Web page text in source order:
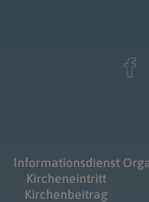
Informationsdienst
Kircheneintritt
Kirchenbeitrag